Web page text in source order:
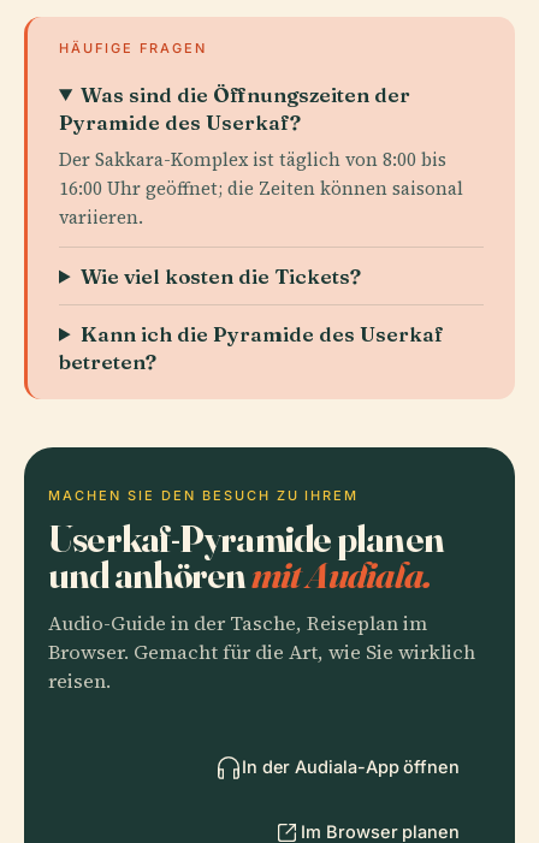
HÄUFIGE FRAGEN
Was sind die Öffnungszeiten der
Pyramide des Userkaf?
Der Sakkara-Komplex ist täglich von 8:00 bis
16:00 Uhr geöffnet; die Zeiten können saisonal
variieren.
Wie viel kosten die Tickets?
Kann ich die Pyramide des Userkaf
betreten?
MACHEN SIE DEN BESUCH ZU IHREM
Userkaf-Pyramide planen
und anhörenmit Audiala.
Audio-Guide in der Tasche, Reiseplan im
Browser. Gemacht für die Art, wie Sie wirklich
reisen.
In der Audiala-App öffnen
Im Browser planen